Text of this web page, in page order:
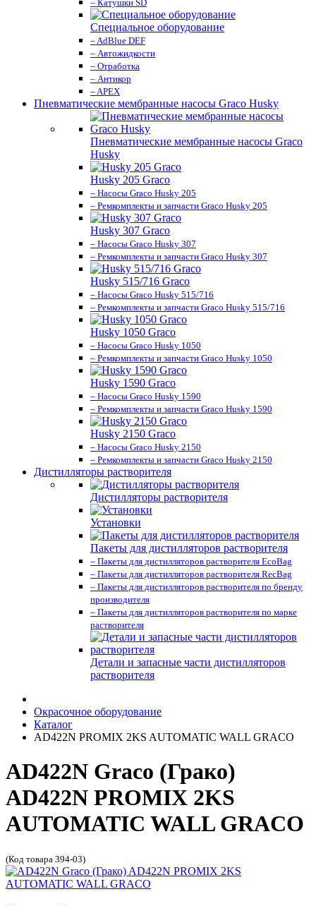
– Катушки SD
Специальное оборудование
– AdBlue DEF
– Автожидкости
– Отработка
– Антикор
– APEX
Пневматические мембранные насосы Graco Husky
Пневматические мембранные насосы Graco
Husky
Husky 205 Graco
– Насосы Graco Husky 205
– Ремкомплекты и запчасти Graco Husky 205
Husky 307 Graco
– Насосы Graco Husky 307
– Ремкомплекты и запчасти Graco Husky 307
Husky 515/716 Graco
– Насосы Graco Husky 515/716
– Ремкомплекты и запчасти Graco Husky 515/716
Husky 1050 Graco
– Насосы Graco Husky 1050
– Ремкомплекты и запчасти Graco Husky 1050
Husky 1590 Graco
– Насосы Graco Husky 1590
– Ремкомплекты и запчасти Graco Husky 1590
Husky 2150 Graco
– Насосы Graco Husky 2150
– Ремкомплекты и запчасти Graco Husky 2150
Дистилляторы растворителя
Дистилляторы растворителя
Установки
Пакеты для дистилляторов растворителя
– Пакеты для дистилляторов растворителя EcoBag
– Пакеты для дистилляторов растворителя RecBag
– Пакеты для дистилляторов растворителя по бренду
производителя
– Пакеты для дистилляторов растворителя по марке
растворителя
Детали и запасные части дистилляторов
растворителя
Окрасочное оборудование
Каталог
AD422N PROMIX 2KS AUTOMATIC WALL GRACO
AD422N Graco (Грако)
AD422N PROMIX 2KS
AUTOMATIC WALL GRACO
(Код товара 394-03)